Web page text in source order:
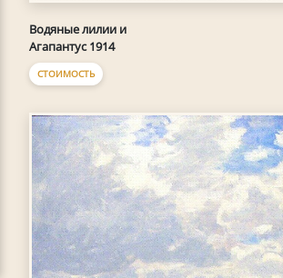
Водяные лилии и
Агапантус 1914
СТОИМОСТЬ